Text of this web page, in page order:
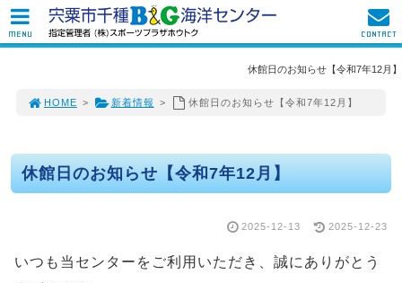
休館日のお知らせ【令和7年12月】
HOME > 新着情報 > 休館日のお知らせ【令和7年12月】
休館日のお知らせ【令和7年12月】
2025-12-13 2025-12-23
いつも当センターをご利用いただき、誠にありがとう
MENU CONTACT